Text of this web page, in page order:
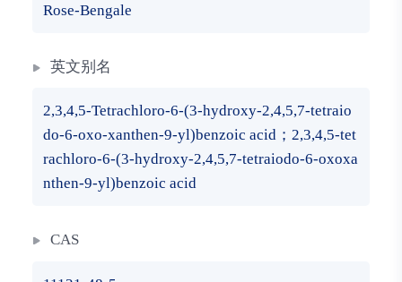
Rose-Bengale
英文别名
2,3,4,5-Tetrachloro-6-(3-hydroxy-2,4,5,7-tetraio
do-6-oxo-xanthen-9-yl)benzoic acid；2,3,4,5-tet
rachloro-6-(3-hydroxy-2,4,5,7-tetraiodo-6-oxoxa
nthen-9-yl)benzoic acid
CAS